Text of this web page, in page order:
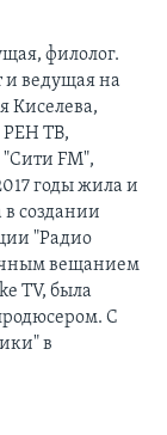
филолог.
и ведущая на
Киселева,
РЕН ТВ,
FM",
годы жила и
в создании
"Радио
вещанием
TV, была
С
в